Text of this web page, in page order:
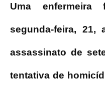
Uma enfermeira
segunda-feira, 21,
assassinato de
tentativa de